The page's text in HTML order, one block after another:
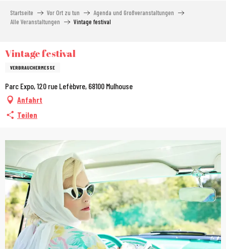
Startseite Vor Ort zu tun
Agenda und Großveranstaltungen
Alle Veranstaltungen
Vintage festival
Vintage festival
VERBRAUCHERMESSE
Parc Expo, 120 rue Lefèbvre, 68100 Mulhouse
Anfahrt
Teilen